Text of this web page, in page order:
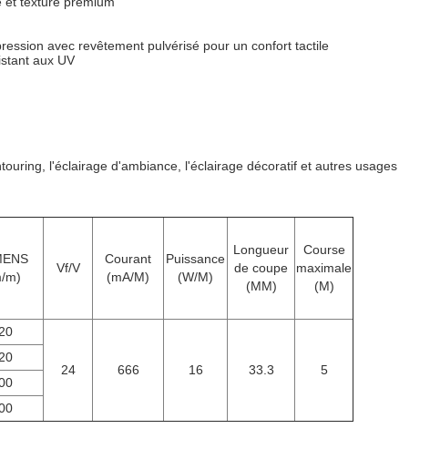
avec revêtement pulvérisé pour un confort tactile
aux UV
l'éclairage d'ambiance, l'éclairage décoratif et autres usages
m)
Vf/V
Courant
(mA/M)
Puissance
(W/M)
Longueur
de coupe
(MM)
Course
maximale
(M)
24 666 16 33.3 5